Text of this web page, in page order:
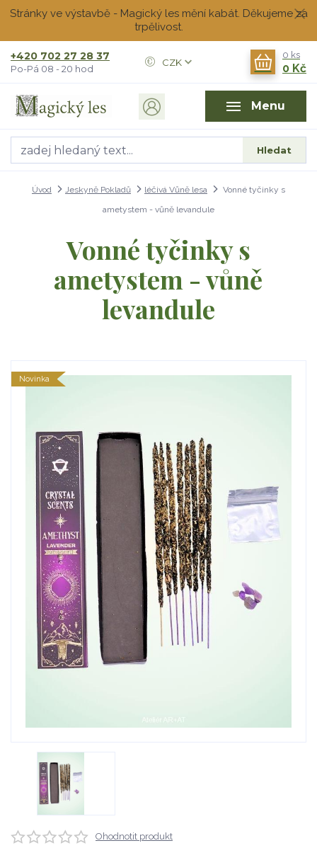
Stránky ve výstavbě - Magický les mění kabát. Děkujeme za
trpělivost.
Menu
CZK
Hledat
+420 702 27 28 37
Po-Pá 08 - 20 hod
0 ks
0 Kč
Úvod Jeskyně Pokladů léčivá Vůně lesa
Vonné tyčinky s
ametystem - vůně levandule
Vonné tyčinky s
ametystem - vůně
levandule
Novinka
Ohodnotit produkt